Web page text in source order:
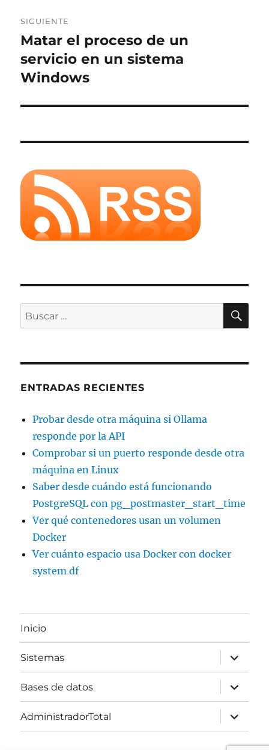
SIGUIENTE
Entrada
siguiente:
Matar el proceso de un
servicio en un sistema
Windows
Buscar
por:
ENTRADAS RECIENTES
Probar desde otra máquina si Ollama
responde por la API
Comprobar si un puerto responde desde otra
máquina en Linux
Saber desde cuándo está funcionando
PostgreSQL con pg_postmaster_start_time
Ver qué contenedores usan un volumen
Docker
Ver cuánto espacio usa Docker con docker
system df
Inicio
Sistemas
expande
el
menú
inferior
Bases de datos
expande
el
menú
inferior
AdministradorTotal
expande
el
menú
inferior